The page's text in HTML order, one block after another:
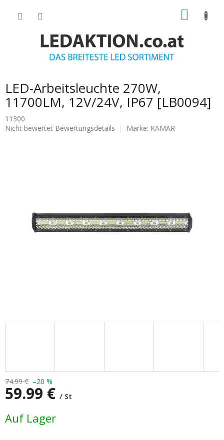
LED-Arbeitsleuchte 270W,
11700LM, 12V/24V, IP67 [LB0094]
11300
Die
Nicht bewertet Bewertungsdetails Marke: KAMAR
74.99 € –20 %
59.99 € / St
Auf Lager